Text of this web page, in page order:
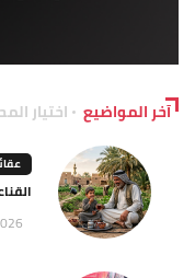
آخر المواضيع اختيار